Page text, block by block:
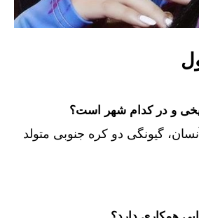
و در کدام شهر است؟
۱۹۹۴ در آنسان، گیونگی دو کره جنوبی متولد